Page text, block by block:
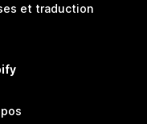
et traduction